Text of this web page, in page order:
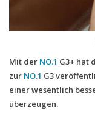
Flatrate-
Mobilfunk-
Mit der NO.1 G3+ hat
zur NO.1 G3
einer wesentlich
überzeugen.